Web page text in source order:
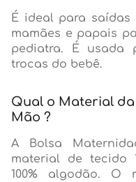
É ideal para saídas
mamães e papais
pediatra. É usada
trocas do bebê.
Qual o Material
Mão ?
A Bolsa
material de tecido
100% algodão.